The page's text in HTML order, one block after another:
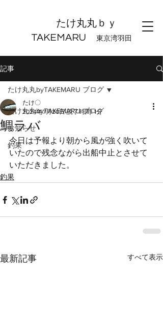
たけ丸丸ｂｙ
TAKEMARU
東京湾羽田
記事
たけ丸丸byTAKEMARU ブログ
お知らせ
釣果
たけ丸丸byTAKEMARU ブログ
鯛ラバ
たけ〇
2024年7月20日 読了時間: 1分
今日は予報より朝から風が強く吹いて
いたので残念ながら出船中止とさせて
いただきました。
釣果
最新記事 すべて表示